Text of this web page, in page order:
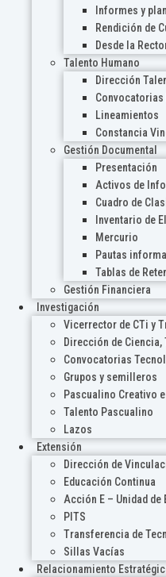
Informes y
Rendición de
Desde la
Talento Humano
Dirección
Convocatorias
Lineamientos
Constancia
Gestión Documental
Presentación
Activos de
Cuadro de
Inventario de
Mercurio
Pautas
Tablas de
Gestión Financiera
Investigación
Vicerrector de CTi y
Dirección de
Convocatorias
Grupos y semilleros
Pascualino Creativo
Talento Pascualino
Lazos
Extensión
Dirección de
Educación Continua
Acción E – Unidad de
PITS
Transferencia de
Sillas Vacías
Relacionamiento